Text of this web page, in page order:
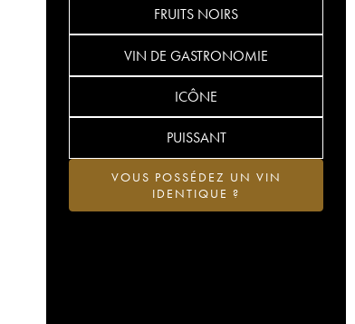
FRUITS NOIRS
VIN DE GASTRONOMIE
ICÔNE
PUISSANT
VOUS POSSÉDEZ UN VIN
IDENTIQUE ?